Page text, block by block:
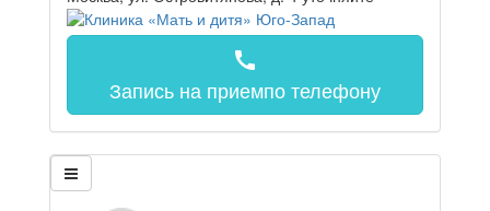
call
Запись на приемпо телефону